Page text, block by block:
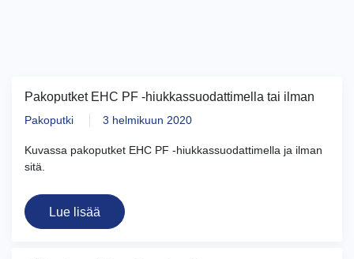
Pakoputket EHC PF -hiukkassuodattimella tai ilman
Pakoputki 3 helmikuun 2020
Kuvassa pakoputket EHC PF -hiukkassuodattimella ja ilman
sitä.
Lue lisää